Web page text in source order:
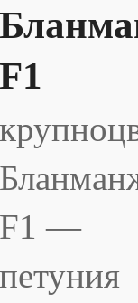
F1
F1 —
петуния